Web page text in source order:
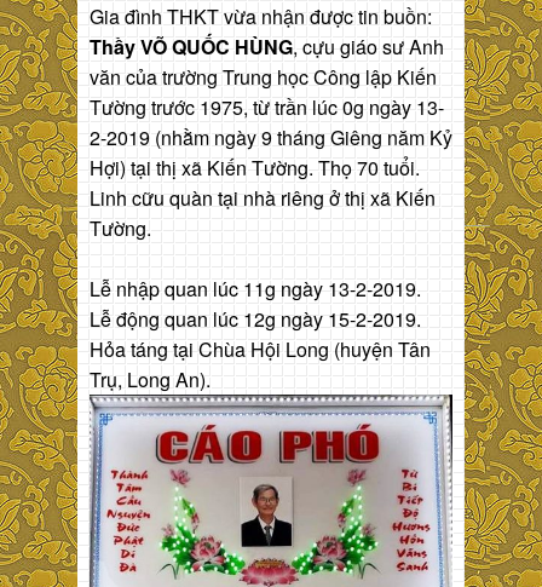
Gia đình THKT vừa nhận được tin buồn:
Thầy VÕ QUỐC HÙNG, cựu giáo sư Anh
văn của trường Trung học Công lập Kiến
Tường trước 1975, từ trần lúc 0g ngày 13-
2-2019 (nhằm ngày 9 tháng Giêng năm Kỷ
Hợi) tại thị xã Kiến Tường. Thọ 70 tuổi.
Linh cữu quàn tại nhà riêng ở thị xã Kiến
Tường.
Lễ nhập quan lúc 11g ngày 13-2-2019.
Lễ động quan lúc 12g ngày 15-2-2019.
Hỏa táng tại Chùa Hội Long (huyện Tân
Trụ, Long An).